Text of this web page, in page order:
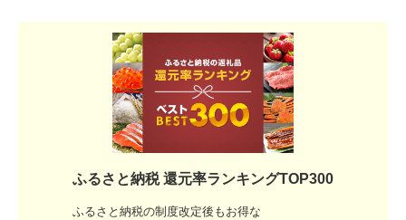
ふるさと納税 還元率ランキングTOP300
ふるさと納税の制度改定後もお得な